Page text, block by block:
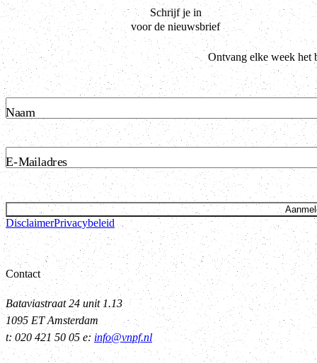
Schrijf je in
voor de nieuwsbrief
Ontvang elke week het
Naam
E-Mailadres
DisclaimerPrivacybeleid
Contact
Bataviastraat 24 unit 1.13
1095 ET Amsterdam
t: 020 421 50 05 e: info@vnpf.nl